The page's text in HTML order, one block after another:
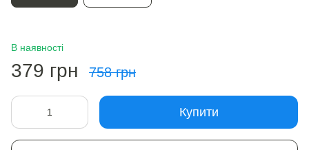
В наявності
379 грн 758 грн
Купити